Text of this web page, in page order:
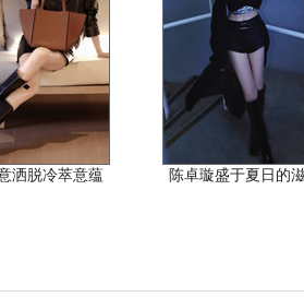
洒脱冷萃意蕴 陈卓璇盛于夏日的